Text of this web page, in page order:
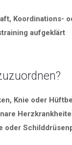
Koordinations-
aufgeklärt
Knie oder
oder